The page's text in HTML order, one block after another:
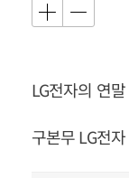
LG전자의 연
구본무 LG전